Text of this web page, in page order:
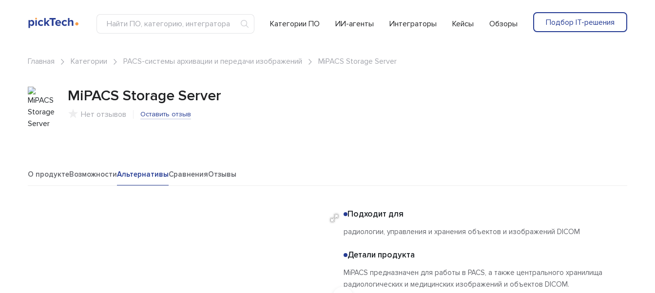
Категории ПО ИИ-агенты Интеграторы Кейсы Обзоры Подбор IT-решения
Главная Категории PACS-системы архивации и передачи изображений MiPACS Storage Server
MiPACS Storage Server
Нет отзывов Оставить отзыв
О продуктеВозможностиАльтернативыСравненияОтзывы
Подходит для
радиологии, управления и хранения объектов и изображений DICOM
Детали продукта
MiPACS предназначен для работы в PACS, а также центрального хранилища
радиологических и медицинских изображений и объектов DICOM.